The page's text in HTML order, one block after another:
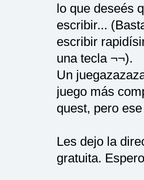
lo que deseés
escribir...
escribir
una tecla ¬¬).
Un
juego más
quest, pero
Les dejo la
gratuita.